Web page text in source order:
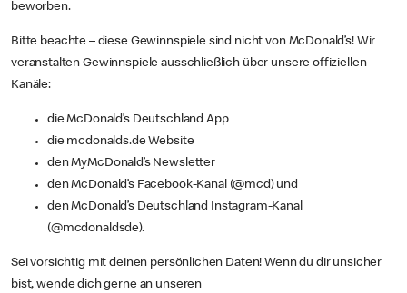
beworben.
Bitte beachte – diese Gewinnspiele sind nicht von McDonald’s! Wir
veranstalten Gewinnspiele ausschließlich über unsere offiziellen
Kanäle:
die McDonald’s Deutschland App
die mcdonalds.de Website
den MyMcDonald’s Newsletter
den McDonald’s Facebook-Kanal (@mcd) und
den McDonald’s Deutschland Instagram-Kanal
(@mcdonaldsde).
Sei vorsichtig mit deinen persönlichen Daten! Wenn du dir unsicher
bist, wende dich gerne an unseren